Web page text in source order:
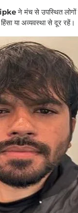
ने मंच से उपस्थित लोगों
या अव्यवस्था से दूर रहें।